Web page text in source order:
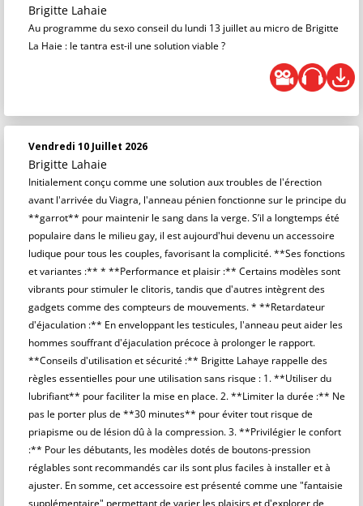
Brigitte Lahaie
Au programme du sexo conseil du lundi 13 juillet au micro de Brigitte
La Haie : le tantra est-il une solution viable ?
Vendredi 10 Juillet 2026
Brigitte Lahaie
Initialement conçu comme une solution aux troubles de l'érection
avant l'arrivée du Viagra, l'anneau pénien fonctionne sur le principe du
**garrot** pour maintenir le sang dans la verge. S’il a longtemps été
populaire dans le milieu gay, il est aujourd'hui devenu un accessoire
ludique pour tous les couples, favorisant la complicité. **Ses fonctions
et variantes :** * **Performance et plaisir :** Certains modèles sont
vibrants pour stimuler le clitoris, tandis que d'autres intègrent des
gadgets comme des compteurs de mouvements. * **Retardateur
d'éjaculation :** En enveloppant les testicules, l'anneau peut aider les
hommes souffrant d'éjaculation précoce à prolonger le rapport.
**Conseils d'utilisation et sécurité :** Brigitte Lahaye rappelle des
règles essentielles pour une utilisation sans risque : 1. **Utiliser du
lubrifiant** pour faciliter la mise en place. 2. **Limiter la durée :** Ne
pas le porter plus de **30 minutes** pour éviter tout risque de
priapisme ou de lésion dû à la compression. 3. **Privilégier le confort
:** Pour les débutants, les modèles dotés de boutons-pression
réglables sont recommandés car ils sont plus faciles à installer et à
ajuster. En somme, cet accessoire est présenté comme une "fantaisie
supplémentaire" permettant de varier les plaisirs et d'explorer de